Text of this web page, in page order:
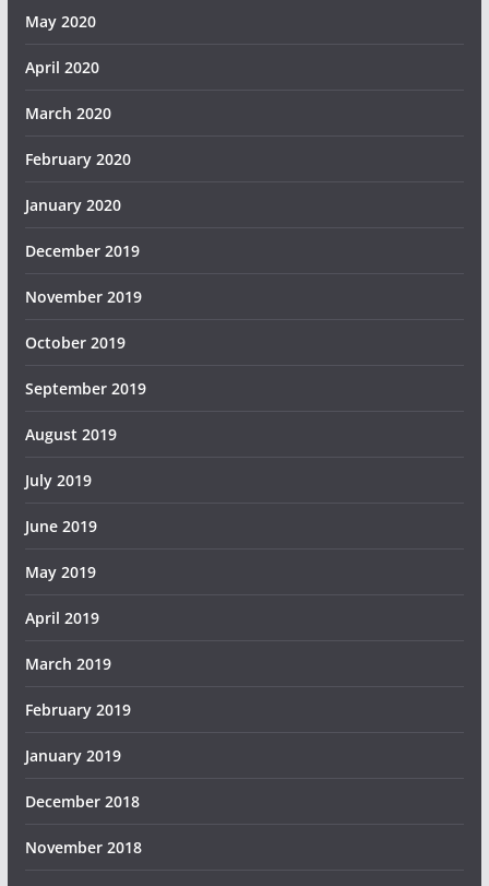
May 2020
April 2020
March 2020
February 2020
January 2020
December 2019
November 2019
October 2019
September 2019
August 2019
July 2019
June 2019
May 2019
April 2019
March 2019
February 2019
January 2019
December 2018
November 2018